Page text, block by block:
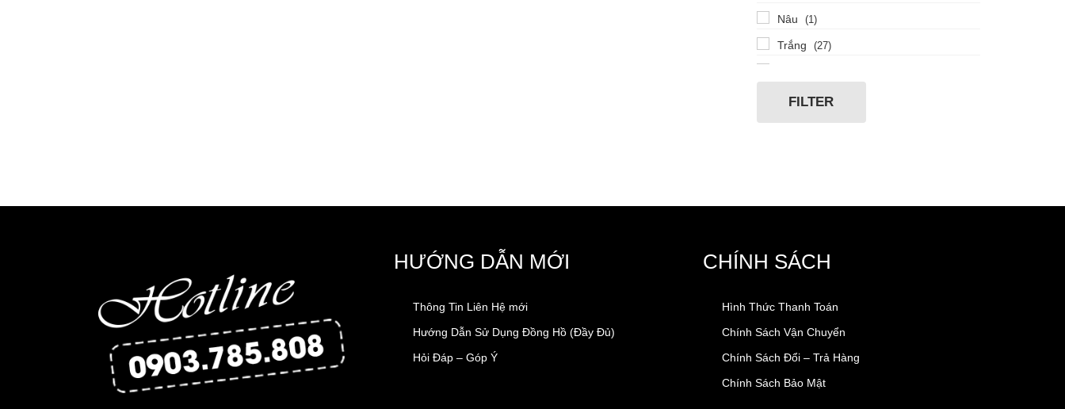
Nâu (1)
Trắng (27)
Xám (1)
Xanh (9)
FILTER
HƯỚNG DẪN MỚI
Thông Tin Liên Hệ mới
Hướng Dẫn Sử Dụng Đồng Hồ (Đầy Đủ)
Hỏi Đáp – Góp Ý
CHÍNH SÁCH
Hình Thức Thanh Toán
Chính Sách Vận Chuyển
Chính Sách Đổi – Trả Hàng
Chính Sách Bảo Mật